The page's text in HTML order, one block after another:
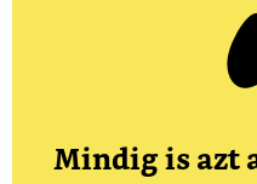
Mindig is azt